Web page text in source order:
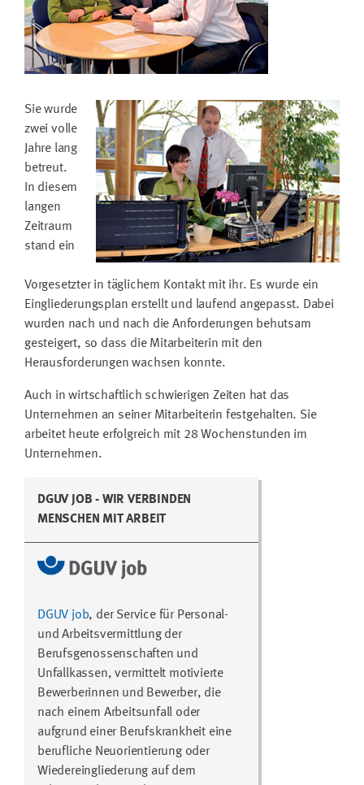
Sie wurde
zwei volle
Jahre lang
betreut.
In diesem
langen
Zeitraum
stand ein
Vorgesetzter in täglichem Kontakt mit ihr. Es wurde ein
Eingliederungsplan erstellt und laufend angepasst. Dabei
wurden nach und nach die Anforderungen behutsam
gesteigert, so dass die Mitarbeiterin mit den
Herausforderungen wachsen konnte.
Auch in wirtschaftlich schwierigen Zeiten hat das
Unternehmen an seiner Mitarbeiterin festgehalten. Sie
arbeitet heute erfolgreich mit 28 Wochenstunden im
Unternehmen.
DGUV JOB - WIR VERBINDEN
MENSCHEN MIT ARBEIT
DGUV job, der Service für Personal-
und Arbeitsvermittlung der
Berufsgenossenschaften und
Unfallkassen, vermittelt motivierte
Bewerberinnen und Bewerber, die
nach einem Arbeitsunfall oder
aufgrund einer Berufskrankheit eine
berufliche Neuorientierung oder
Wiedereingliederung auf dem